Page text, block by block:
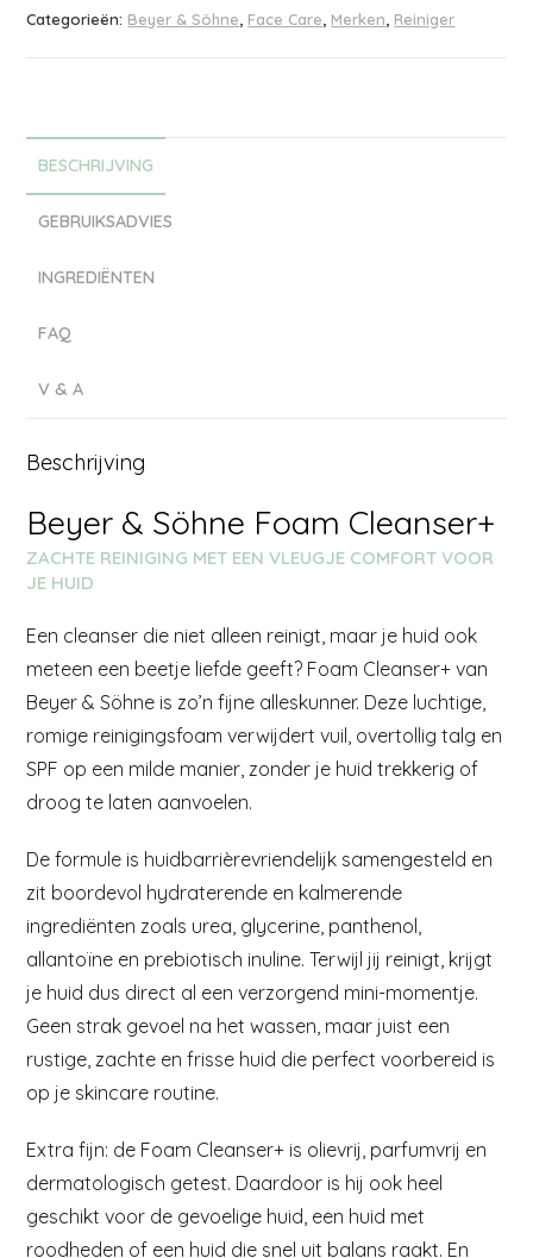
Categorieën: Beyer & Söhne, Face Care, Merken, Reiniger
BESCHRIJVING
GEBRUIKSADVIES
INGREDIËNTEN
FAQ
V & A
Beschrijving
Beyer & Söhne Foam Cleanser+
ZACHTE REINIGING MET EEN VLEUGJE COMFORT VOOR
JE HUID
Een cleanser die niet alleen reinigt, maar je huid ook
meteen een beetje liefde geeft? Foam Cleanser+ van
Beyer & Söhne is zo’n fijne alleskunner. Deze luchtige,
romige reinigingsfoam verwijdert vuil, overtollig talg en
SPF op een milde manier, zonder je huid trekkerig of
droog te laten aanvoelen.
De formule is huidbarrièrevriendelijk samengesteld en
zit boordevol hydraterende en kalmerende
ingrediënten zoals urea, glycerine, panthenol,
allantoïne en prebiotisch inuline. Terwijl jij reinigt, krijgt
je huid dus direct al een verzorgend mini-momentje.
Geen strak gevoel na het wassen, maar juist een
rustige, zachte en frisse huid die perfect voorbereid is
op je skincare routine.
Extra fijn: de Foam Cleanser+ is olievrij, parfumvrij en
dermatologisch getest. Daardoor is hij ook heel
geschikt voor de gevoelige huid, een huid met
roodheden of een huid die snel uit balans raakt. En